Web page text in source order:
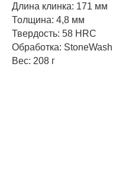
Длина клинка: 171 мм
Толщина: 4,8 мм
Твердость: 58 HRC
Обработка: StoneWash
Вес: 208 г